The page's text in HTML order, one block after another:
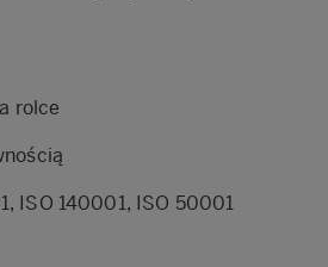
rolce
ISO 140001, ISO 50001